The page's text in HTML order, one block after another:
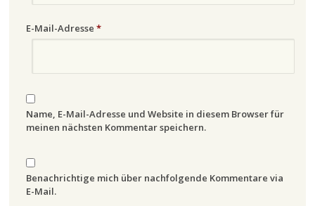
E-Mail-Adresse *
Name, E-Mail-Adresse und Website in diesem Browser für
meinen nächsten Kommentar speichern.
Benachrichtige mich über nachfolgende Kommentare via
E-Mail.